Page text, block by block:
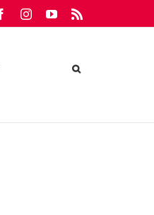
FacebookInstagramYouTube